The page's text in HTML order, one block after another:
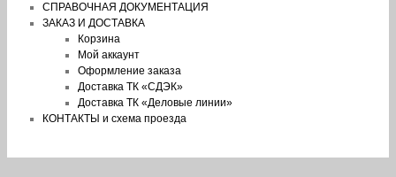
СПРАВОЧНАЯ ДОКУМЕНТАЦИЯ
ЗАКАЗ И ДОСТАВКА
Корзина
Мой аккаунт
Оформление заказа
Доставка ТК «СДЭК»
Доставка ТК «Деловые линии»
КОНТАКТЫ и схема проезда